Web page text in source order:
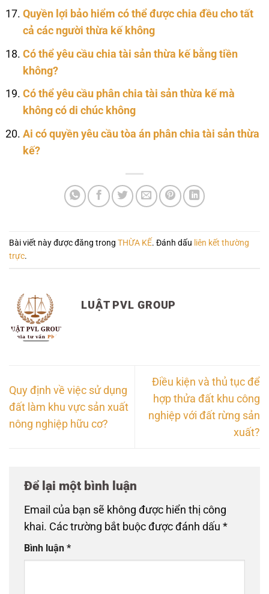
Quyền lợi bảo hiểm có thể được chia đều cho tất
cả các người thừa kế không
Có thể yêu cầu chia tài sản thừa kế bằng tiền
không?
Có thể yêu cầu phân chia tài sản thừa kế mà
không có di chúc không
Ai có quyền yêu cầu tòa án phân chia tài sản thừa
kế?
Bài viết này được đăng trong THỪA KẾ. Đánh dấu liên kết thường
trực.
LUẬT PVL GROUP
Quy định về việc sử dụng
đất làm khu vực sản xuất
nông nghiệp hữu cơ?
Điều kiện và thủ tục để
hợp thửa đất khu công
nghiệp với đất rừng sản
xuất?
Để lại một bình luận
Email của bạn sẽ không được hiển thị công
khai. Các trường bắt buộc được đánh dấu *
Bình luận *